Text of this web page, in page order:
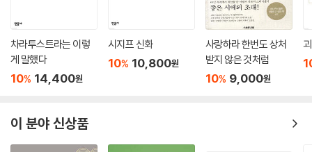
차라투스트라는 이렇
게 말했다
10% 14,400원
시지프 신화
10% 10,800원
사랑하라 한번도 상처
받지 않은 것처럼
10% 9,000원
이 분야 신상품